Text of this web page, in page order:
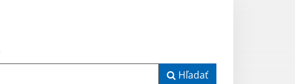
Hľadať